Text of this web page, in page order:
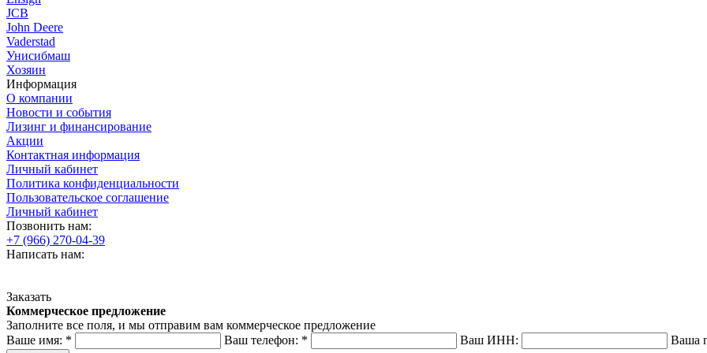
JCB
John Deere
Vaderstad
Унисибмаш
Хозяин
Информация
О компании
Новости и события
Лизинг и финансирование
Акции
Контактная информация
Личный кабинет
Политика конфиденциальности
Пользовательское соглашение
Личный кабинет
Позвонить нам:
+7 (966) 270-04-39
Написать нам:
Заказать
Коммерческое предложение
Заполните все поля, и мы отправим вам коммерческое предложение
Ваше имя: * Ваш телефон: * Ваш ИНН: Ваша